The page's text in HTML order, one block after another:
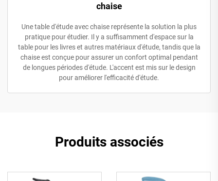
chaise
Une table d'étude avec chaise représente la solution la plus
pratique pour étudier. Il y a suffisamment d'espace sur la
table pour les livres et autres matériaux d'étude, tandis que la
chaise est conçue pour assurer un confort optimal pendant
de longues périodes d'étude. L'accent est mis sur le design
pour améliorer l'efficacité d'étude.
Produits associés